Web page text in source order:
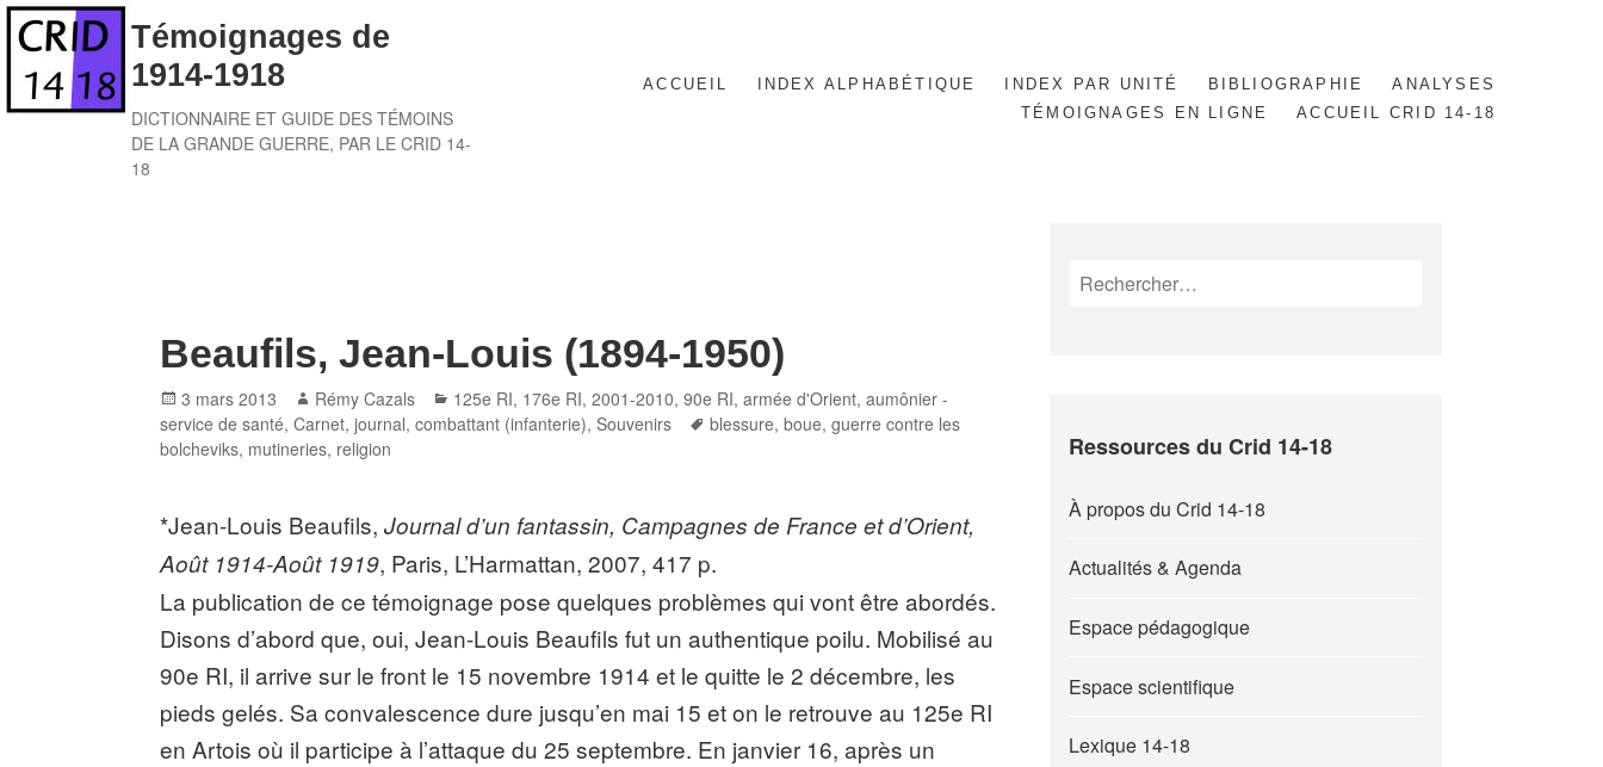
Skip
content
Témoignages de
1914-1918
DICTIONNAIRE ET GUIDE DES TÉMOINS
DE LA GRANDE GUERRE, PAR LE CRID 14-
18
ACCUEIL INDEX ALPHABÉTIQUE INDEX PAR UNITÉ BIBLIOGRAPHIE
ANALYSES
TÉMOIGNAGES EN LIGNE
ACCUEIL CRID 14-18
Beaufils, Jean-Louis (1894-1950)
Posted
on
3 mars 2013 Author
Rémy Cazals Categories
125e RI, 176e RI,2001-2010,90e RI,armée d'Orient,aumônier -
service de santé,Carnet, journal,combattant (infanterie),Souvenirs Tags
blessure,boue,guerre contre les
bolcheviks, mutineries, religion
*Jean-Louis Beaufils,Journal d’un fantassin, Campagnes de France et d’Orient,
Août 1914-Août 1919, Paris, L’Harmattan, 2007, 417 p.
La publication de ce témoignage pose quelques problèmes qui vont être abordés.
Disons d’abord que, oui, Jean-Louis Beaufils fut un authentique poilu. Mobilisé au
90e RI, il arrive sur le front le 15 novembre 1914 et le quitte le 2 décembre, les
pieds gelés. Sa convalescence dure jusqu’en mai 15 et on le retrouve au 125e RI
en Artois où il participe à l’attaque du 25 septembre. En janvier 16, après un
Rechercher :
Ressources du Crid 14-18
À propos du Crid 14-18
Actualités & Agenda
Espace pédagogique
Espace scientifique
Lexique 14-18